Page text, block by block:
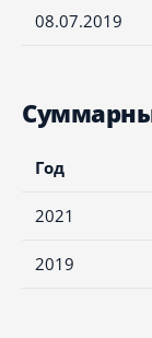
08.07.2019
Год
2021
2019